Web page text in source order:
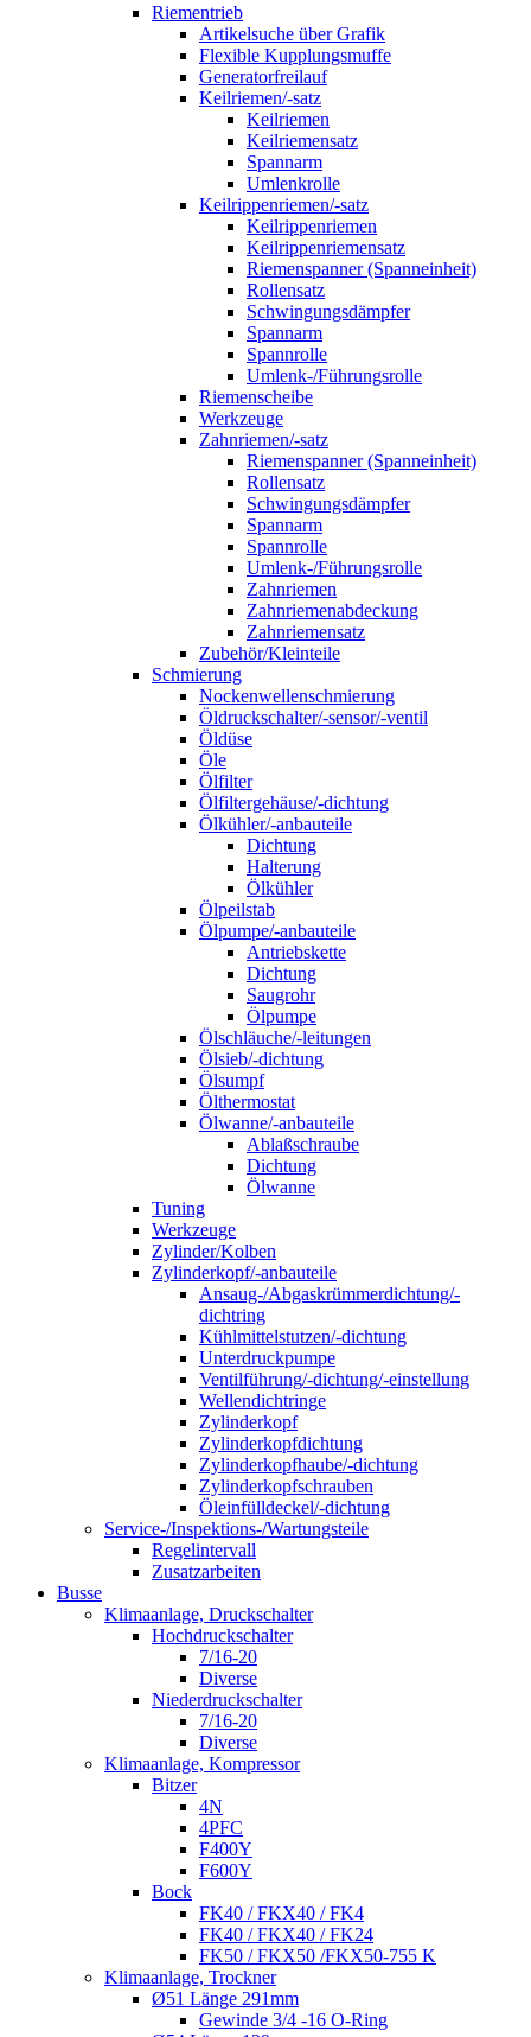
Riementrieb
Artikelsuche über Grafik
Flexible Kupplungsmuffe
Generatorfreilauf
Keilriemen/-satz
Keilriemen
Keilriemensatz
Spannarm
Umlenkrolle
Keilrippenriemen/-satz
Keilrippenriemen
Keilrippenriemensatz
Riemenspanner (Spanneinheit)
Rollensatz
Schwingungsdämpfer
Spannarm
Spannrolle
Umlenk-/Führungsrolle
Riemenscheibe
Werkzeuge
Zahnriemen/-satz
Riemenspanner (Spanneinheit)
Rollensatz
Schwingungsdämpfer
Spannarm
Spannrolle
Umlenk-/Führungsrolle
Zahnriemen
Zahnriemenabdeckung
Zahnriemensatz
Zubehör/Kleinteile
Schmierung
Nockenwellenschmierung
Öldruckschalter/-sensor/-ventil
Öldüse
Öle
Ölfilter
Ölfiltergehäuse/-dichtung
Ölkühler/-anbauteile
Dichtung
Halterung
Ölkühler
Ölpeilstab
Ölpumpe/-anbauteile
Antriebskette
Dichtung
Saugrohr
Ölpumpe
Ölschläuche/-leitungen
Ölsieb/-dichtung
Ölsumpf
Ölthermostat
Ölwanne/-anbauteile
Ablaßschraube
Dichtung
Ölwanne
Tuning
Werkzeuge
Zylinder/Kolben
Zylinderkopf/-anbauteile
Ansaug-/Abgaskrümmerdichtung/-
dichtring
Kühlmittelstutzen/-dichtung
Unterdruckpumpe
Ventilführung/-dichtung/-einstellung
Wellendichtringe
Zylinderkopf
Zylinderkopfdichtung
Zylinderkopfhaube/-dichtung
Zylinderkopfschrauben
Öleinfülldeckel/-dichtung
Service-/Inspektions-/Wartungsteile
Regelintervall
Zusatzarbeiten
Busse
Klimaanlage, Druckschalter
Hochdruckschalter
7/16-20
Diverse
Niederdruckschalter
7/16-20
Diverse
Klimaanlage, Kompressor
Bitzer
4N
4PFC
F400Y
F600Y
Bock
FK40 / FKX40 / FK4
FK40 / FKX40 / FK24
FK50 / FKX50 /FKX50-755 K
Klimaanlage, Trockner
Ø51 Länge 291mm
Gewinde 3/4 -16 O-Ring